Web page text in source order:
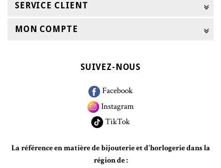
SERVICE CLIENT
MON COMPTE
SUIVEZ-NOUS
Facebook
Instagram
TikTok
La référence en matière de bijouterie et d'horlogerie dans la
région de :